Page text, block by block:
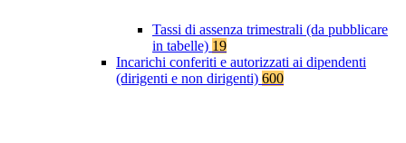
Tassi di assenza trimestrali (da pubblicare
in tabelle) 19
Incarichi conferiti e autorizzati ai dipendenti
(dirigenti e non dirigenti) 600